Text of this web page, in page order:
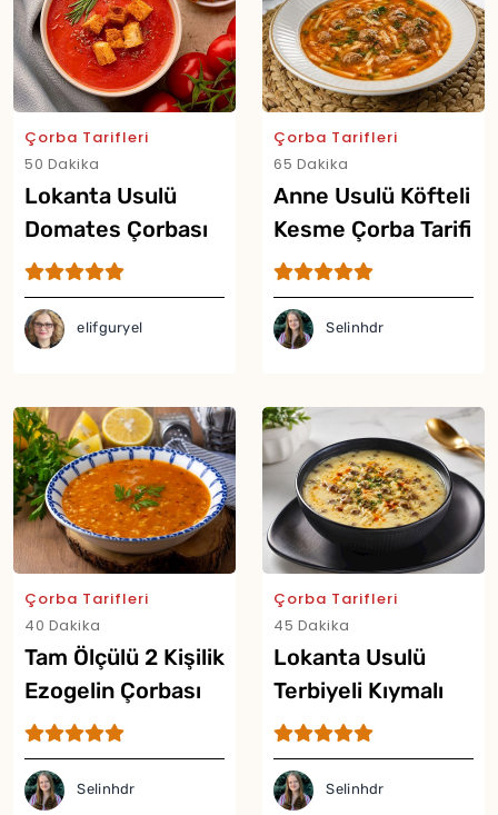
Çorba Tarifleri
50 Dakika
Lokanta Usulü
Domates Çorbası
Tarifi
elifguryel
Çorba Tarifleri
65 Dakika
Anne Usulü Köfteli
Kesme Çorba Tarifi
Selinhdr
Çorba Tarifleri
40 Dakika
Tam Ölçülü 2 Kişilik
Ezogelin Çorbası
Tarifi
Selinhdr
Çorba Tarifleri
45 Dakika
Lokanta Usulü
Terbiyeli Kıymalı
Şehriye Çorbası
Tarifi
Selinhdr